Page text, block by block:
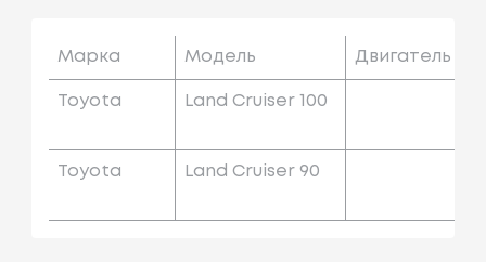
Марка Модель Двигатель
Toyota Land Cruiser 100
Toyota Land Cruiser 90